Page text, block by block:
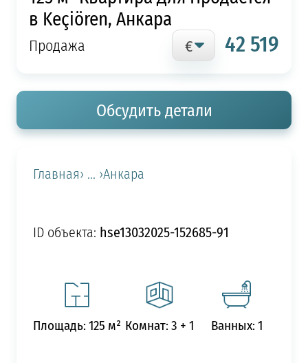
в Keçiören, Анкара
Продажа 42 519
Обсудить детали
Главная› ... ›Анкара
ID объекта: hse13032025-152685-91
Площадь: 125 м² Комнат: 3 + 1 Ванных: 1